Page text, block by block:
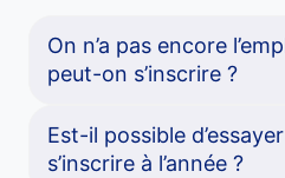
On n’a pas encore
peut-on s’inscrire ?
Est-il possible
s’inscrire à l’année ?